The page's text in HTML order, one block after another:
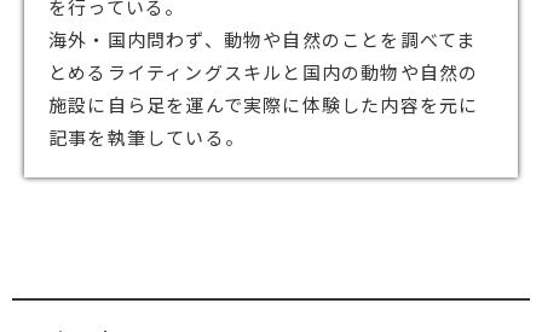
を行っている。
海外・国内問わず、動物や自然のことを調べてま
とめるライティングスキルと国内の動物や自然の
施設に自ら足を運んで実際に体験した内容を元に
記事を執筆している。